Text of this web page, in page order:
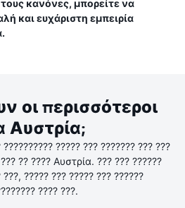
κανόνες, μπορείτε να
και ευχάριστη εμπειρία
οι περισσότεροι
Αυστρία;
????? ??? ??????? ??? ???
?? ???? Αυστρία. ??? ??? ??????
????? ??? ????? ??? ??????
???? ???.